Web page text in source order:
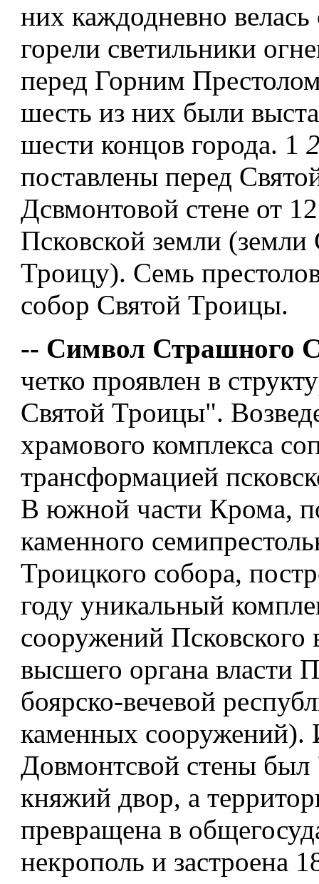
них каждодневно велась
горели светильники
перед Горним
шесть из них были
шести концов города. 1
поставлены перед
Дсвмонтовой стене от
Псковской земли (земли
Троицу). Семь
собор Святой Троицы.
-- Символ Страшного
четко проявлен в
Святой Троицы".
храмового комплекса
трансформацией
В южной части Крома,
каменного
Троицкого собора,
году уникальный
сооружений Псковского
высшего органа власти
боярско-вечевой
каменных сооружений).
Довмонтсвой стены был
княжий двор, а
превращена в
некрополь и застроена